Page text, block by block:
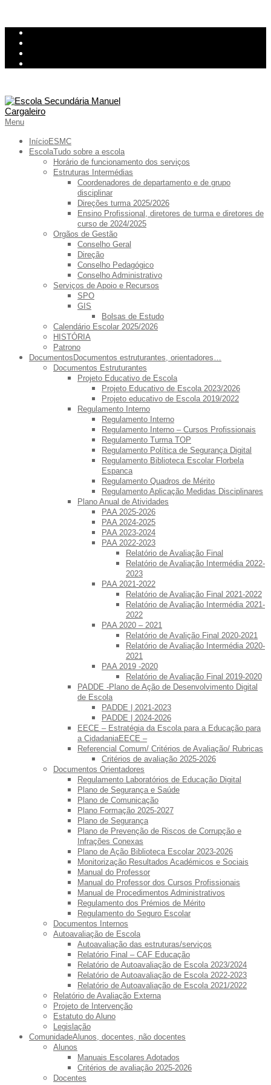
Skip
content
Primary
Menu
Menu
InícioESMC
EscolaTudo sobre a escola
Horário de funcionamento dos serviços
Estruturas Intermédias
Coordenadores de departamento e de grupo
disciplinar
Direções turma 2025/2026
Ensino Profissional, diretores de turma e diretores de
curso de 2024/2025
Orgãos de Gestão
Conselho Geral
Direção
Conselho Pedagógico
Conselho Administrativo
Serviços de Apoio e Recursos
SPO
GIS
Bolsas de Estudo
Calendário Escolar 2025/2026
HISTÓRIA
Patrono
Documentos Documentos estruturantes, orientadores…
Documentos Estruturantes
Projeto Educativo de Escola
Projeto Educativo de Escola 2023/2026
Projeto educativo de Escola 2019/2022
Regulamento Interno
Regulamento Interno
Regulamento Interno – Cursos Profissionais
Regulamento Turma TOP
Regulamento Política de Segurança Digital
Regulamento Biblioteca Escolar Florbela
Espanca
Regulamento Quadros de Mérito
Regulamento Aplicação Medidas Disciplinares
Plano Anual de Atividades
PAA 2025-2026
PAA 2024-2025
PAA 2023-2024
PAA 2022-2023
Relatório de Avaliação Final
Relatório de Avaliação Intermédia 2022-
2023
PAA 2021-2022
Relatório de Avaliação Final 2021-2022
Relatório de Avaliação Intermédia 2021-
2022
PAA 2020 – 2021
Relatório de Avalição Final 2020-2021
Relatório de Avaliação Intermédia 2020-
2021
PAA 2019 -2020
Relatório de Avaliação Final 2019-2020
PADDE -Plano de Ação de Desenvolvimento Digital
de Escola
PADDE | 2021-2023
PADDE | 2024-2026
EECE – Estratégia da Escola para a Educação para
a CidadaniaEECE –
Referencial Comum/ Critérios de Avaliação/ Rubricas
Critérios de avaliação 2025-2026
Documentos Orientadores
Regulamento Laboratórios de Educação Digital
Plano de Segurança e Saúde
Plano de Comunicação
Plano Formação 2025-2027
Plano de Segurança
Plano de Prevenção de Riscos de Corrupção e
Infrações Conexas
Plano de Ação Biblioteca Escolar 2023-2026
Monitorização Resultados Académicos e Sociais
Manual do Professor
Manual do Professor dos Cursos Profissionais
Manual de Procedimentos Administrativos
Regulamento dos Prémios de Mérito
Regulamento do Seguro Escolar
Documentos Internos
Autoavaliação de Escola
Autoavaliação das estruturas/serviços
Relatório Final – CAF Educação
Relatório de Autoavaliação de Escola 2023/2024
Relatório de Autoavaliação de Escola 2022-2023
Relatório de Autoavaliação de Escola 2021/2022
Relatório de Avaliação Externa
Projeto de Intervenção
Estatuto do Aluno
Legislação
ComunidadeAlunos, docentes, não docentes
Alunos
Manuais Escolares Adotados
Critérios de avaliação 2025-2026
Docentes